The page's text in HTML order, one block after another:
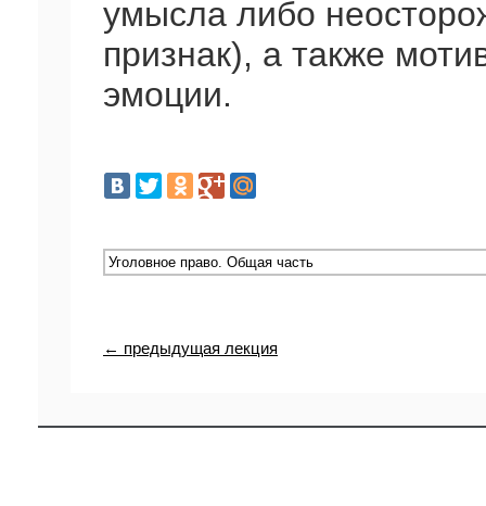
умысла либо
признак), а также
эмоции.
← предыдущая лекция